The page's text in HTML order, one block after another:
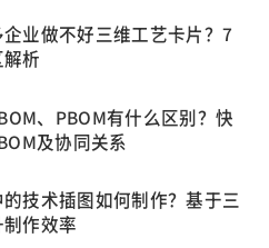
业做不好三维工艺卡片？7
析
、PBOM有什么区别？快
及协同关系
技术插图如何制作？基于三
作效率